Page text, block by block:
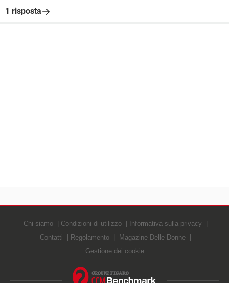
1 risposta
Chi siamo Condizioni di utilizzo
Informativa sulla privacy
Contatti
Regolamento
Magazine Delle Donne
Gestione dei cookie